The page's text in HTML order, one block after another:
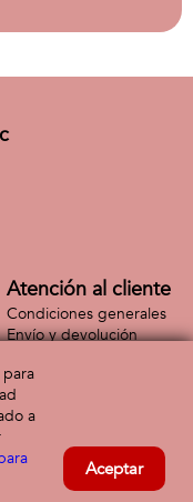
Atención al cliente
Condiciones generales
Envío y devolución
a
Aceptar